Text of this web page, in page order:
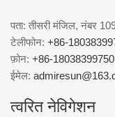
पता: तीसरी मंजिल, नंबर
टेलीफोन: +86-
फ़ोन: +86-18038399750
ईमेल:
त्वरित नेविगेशन